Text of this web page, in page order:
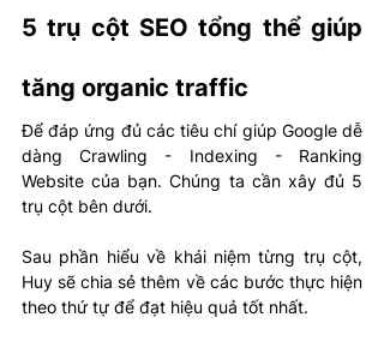
5 trụ cột SEO tổng thể giúp
tăng organic traffic
Để đáp ứng đủ các tiêu chí giúp Google dễ
dàng Crawling - Indexing - Ranking
Website của bạn. Chúng ta cần xây đủ 5
trụ cột bên dưới.
Sau phần hiểu về khái niệm từng trụ cột,
Huy sẽ chia sẻ thêm về các bước thực hiện
theo thứ tự để đạt hiệu quả tốt nhất.